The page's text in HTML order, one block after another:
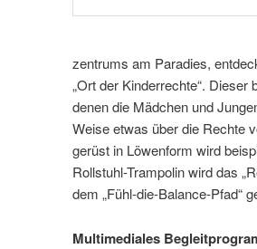
zentrums am Paradies,
„Ort der Kinderrechte“.
denen die Mädchen und
Weise etwas über die Rechte
gerüst in Löwenform wird
Rollstuhl-Trampolin wird das
dem „Fühl-die-Balance-Pfad“
Multimediales